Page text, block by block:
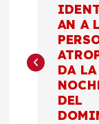
v
AN A
DA LA
DEL